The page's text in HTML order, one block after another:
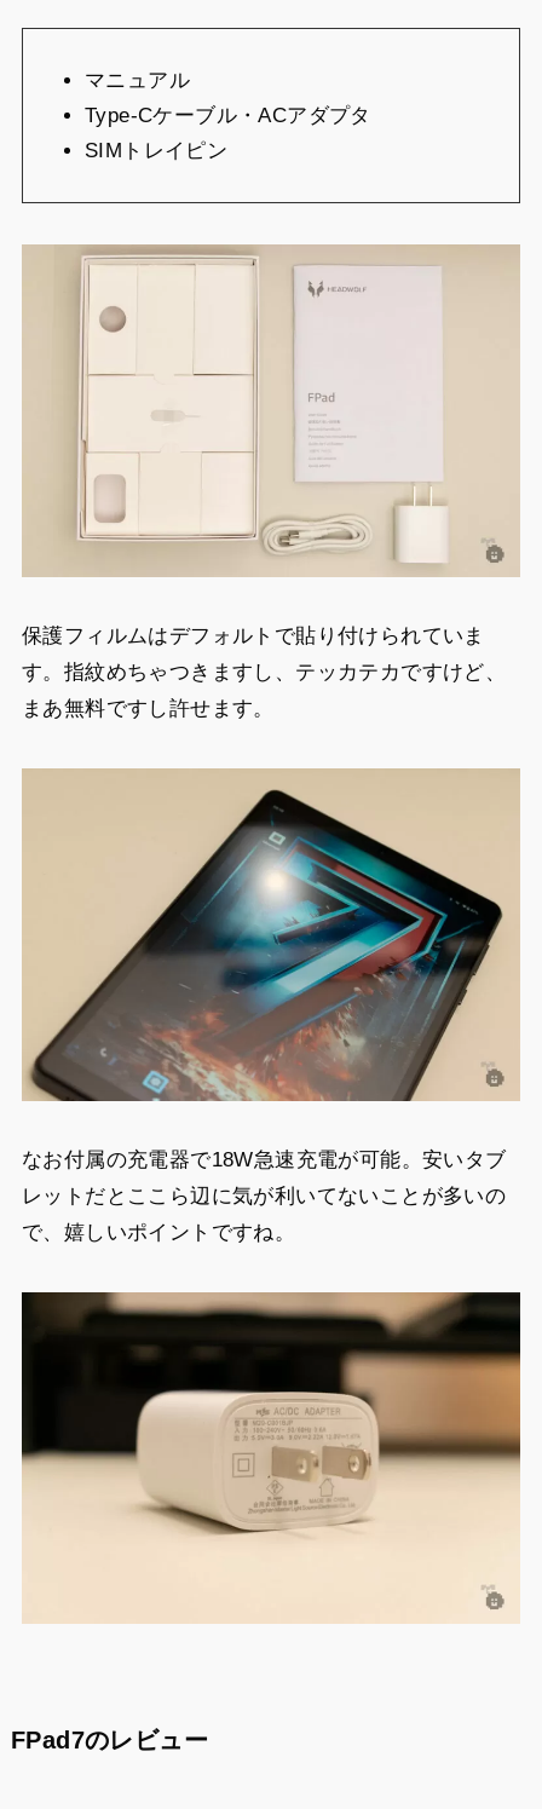
マニュアル
Type-Cケーブル・ACアダプタ
SIMトレイピン
保護フィルムはデフォルトで貼り付けられていま
す。指紋めちゃつきますし、テッカテカですけど、
まあ無料ですし許せます。
なお付属の充電器で18W急速充電が可能。安いタブ
レットだとここら辺に気が利いてないことが多いの
で、嬉しいポイントですね。
FPad7のレビュー